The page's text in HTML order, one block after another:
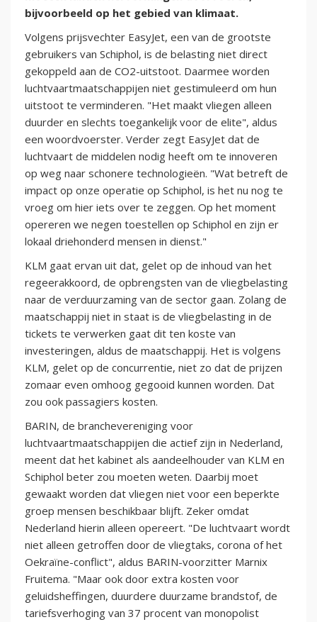
bijvoorbeeld op het gebied van klimaat.
Volgens prijsvechter EasyJet, een van de grootste
gebruikers van Schiphol, is de belasting niet direct
gekoppeld aan de CO2-uitstoot. Daarmee worden
luchtvaartmaatschappijen niet gestimuleerd om hun
uitstoot te verminderen. "Het maakt vliegen alleen
duurder en slechts toegankelijk voor de elite", aldus
een woordvoerster. Verder zegt EasyJet dat de
luchtvaart de middelen nodig heeft om te innoveren
op weg naar schonere technologieën. "Wat betreft de
impact op onze operatie op Schiphol, is het nu nog te
vroeg om hier iets over te zeggen. Op het moment
opereren we negen toestellen op Schiphol en zijn er
lokaal driehonderd mensen in dienst."
KLM gaat ervan uit dat, gelet op de inhoud van het
regeerakkoord, de opbrengsten van de vliegbelasting
naar de verduurzaming van de sector gaan. Zolang de
maatschappij niet in staat is de vliegbelasting in de
tickets te verwerken gaat dit ten koste van
investeringen, aldus de maatschappij. Het is volgens
KLM, gelet op de concurrentie, niet zo dat de prijzen
zomaar even omhoog gegooid kunnen worden. Dat
zou ook passagiers kosten.
BARIN, de branchevereniging voor
luchtvaartmaatschappijen die actief zijn in Nederland,
meent dat het kabinet als aandeelhouder van KLM en
Schiphol beter zou moeten weten. Daarbij moet
gewaakt worden dat vliegen niet voor een beperkte
groep mensen beschikbaar blijft. Zeker omdat
Nederland hierin alleen opereert. "De luchtvaart wordt
niet alleen getroffen door de vliegtaks, corona of het
Oekraïne-conflict", aldus BARIN-voorzitter Marnix
Fruitema. "Maar ook door extra kosten voor
geluidsheffingen, duurdere duurzame brandstof, de
tariefsverhoging van 37 procent van monopolist